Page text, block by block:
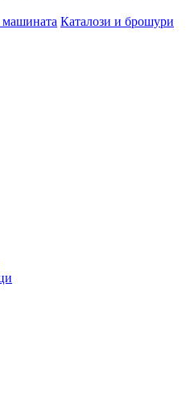
Каталози и брошури